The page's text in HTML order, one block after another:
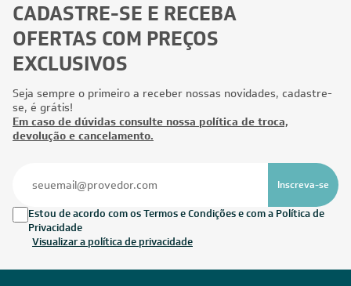
CADASTRE-SE E RECEBA
OFERTAS COM PREÇOS
EXCLUSIVOS
Seja sempre o primeiro a receber nossas novidades, cadastre-
se, é grátis!
Em caso de dúvidas consulte nossa política de troca,
devolução e cancelamento.
Inscreva-se
Estou de acordo com os Termos e Condições e com a Política de
Privacidade
Visualizar a política de privacidade